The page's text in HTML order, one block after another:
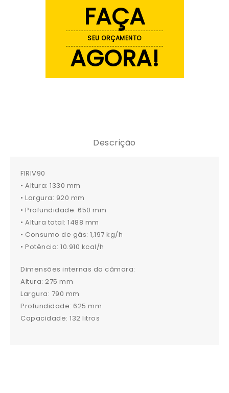
FAÇA
SEU ORÇAMENTO
AGORA!
Descrição
FIRIV90
• Altura: 1330 mm
• Largura: 920 mm
• Profundidade: 650 mm
• Altura total: 1488 mm
• Consumo de gás: 1,197 kg/h
• Potência: 10.910 kcal/h
Dimensões internas da câmara:
Altura: 275 mm
Largura: 790 mm
Profundidade: 625 mm
Capacidade: 132 litros